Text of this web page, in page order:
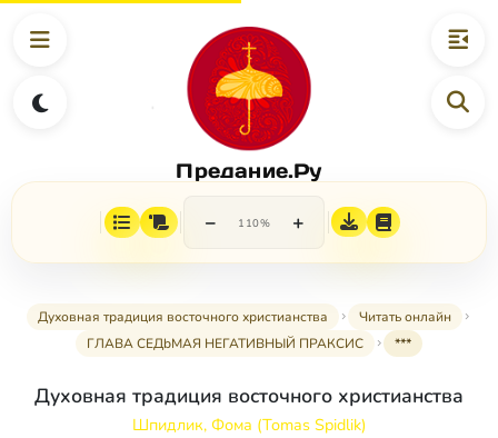
Предание.Ру
− 110% +
Духовная традиция восточного христианства
Читать онлайн
ГЛАВА СЕДbМАЯ НЕГАТИВНЫЙ ПРАКСИС
***
Духовная традиция восточного христианства
Шпидлик, Фома (Tomas Spidlik)